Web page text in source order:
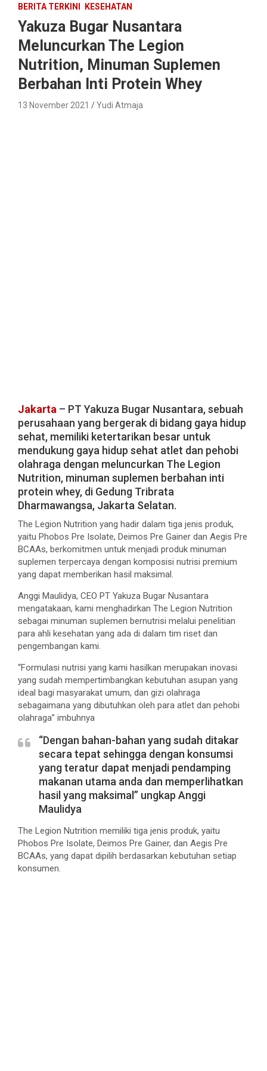
BERITA TERKINI KESEHATAN
Yakuza Bugar Nusantara
Meluncurkan The Legion
Nutrition, Minuman Suplemen
Berbahan Inti Protein Whey
13 November 2021 Yudi Atmaja
Jakarta – PT Yakuza Bugar Nusantara, sebuah
perusahaan yang bergerak di bidang gaya hidup
sehat, memiliki ketertarikan besar untuk
mendukung gaya hidup sehat atlet dan pehobi
olahraga dengan meluncurkan The Legion
Nutrition, minuman suplemen berbahan inti
protein whey, di Gedung Tribrata
Dharmawangsa, Jakarta Selatan.
The Legion Nutrition yang hadir dalam tiga jenis produk,
yaitu Phobos Pre Isolate, Deimos Pre Gainer dan Aegis Pre
BCAAs, berkomitmen untuk menjadi produk minuman
suplemen terpercaya dengan komposisi nutrisi premium
yang dapat memberikan hasil maksimal.
Anggi Maulidya, CEO PT Yakuza Bugar Nusantara
mengatakaan, kami menghadirkan The Legion Nutrition
sebagai minuman suplemen bernutrisi melalui penelitian
para ahli kesehatan yang ada di dalam tim riset dan
pengembangan kami.
“Formulasi nutrisi yang kami hasilkan merupakan inovasi
yang sudah mempertimbangkan kebutuhan asupan yang
ideal bagi masyarakat umum, dan gizi olahraga
sebagaimana yang dibutuhkan oleh para atlet dan pehobi
olahraga” imbuhnya
“Dengan bahan-bahan yang sudah ditakar
secara tepat sehingga dengan konsumsi
yang teratur dapat menjadi pendamping
makanan utama anda dan memperlihatkan
hasil yang maksimal” ungkap Anggi
Maulidya
The Legion Nutrition memiliki tiga jenis produk, yaitu
Phobos Pre Isolate, Deimos Pre Gainer, dan Aegis Pre
BCAAs, yang dapat dipilih berdasarkan kebutuhan setiap
konsumen.